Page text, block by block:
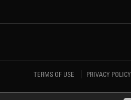
TERMS OF USE PRIVACY POLICY